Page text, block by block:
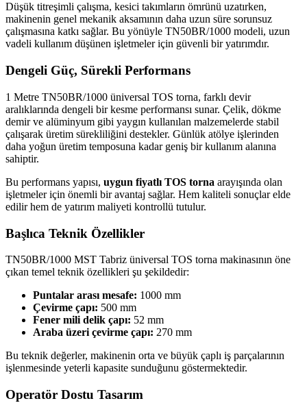
Düşük titreşimli çalışma, kesici takımların ömrünü uzatırken,
makinenin genel mekanik aksamının daha uzun süre sorunsuz
çalışmasına katkı sağlar. Bu yönüyle TN50BR/1000 modeli, uzun
vadeli kullanım düşünen işletmeler için güvenli bir yatırımdır.
Dengeli Güç, Sürekli Performans
1 Metre TN50BR/1000 üniversal TOS torna, farklı devir
aralıklarında dengeli bir kesme performansı sunar. Çelik, dökme
demir ve alüminyum gibi yaygın kullanılan malzemelerde stabil
çalışarak üretim sürekliliğini destekler. Günlük atölye işlerinden
daha yoğun üretim temposuna kadar geniş bir kullanım alanına
sahiptir.
Bu performans yapısı, uygun fiyatlı TOS torna arayışında olan
işletmeler için önemli bir avantaj sağlar. Hem kaliteli sonuçlar elde
edilir hem de yatırım maliyeti kontrollü tutulur.
Başlıca Teknik Özellikler
TN50BR/1000 MST Tabriz üniversal TOS torna makinasının öne
çıkan temel teknik özellikleri şu şekildedir:
Puntalar arası mesafe: 1000 mm
Çevirme çapı: 500 mm
Fener mili delik çapı: 52 mm
Araba üzeri çevirme çapı: 270 mm
Bu teknik değerler, makinenin orta ve büyük çaplı iş parçalarının
işlenmesinde yeterli kapasite sunduğunu göstermektedir.
Operatör Dostu Tasarım